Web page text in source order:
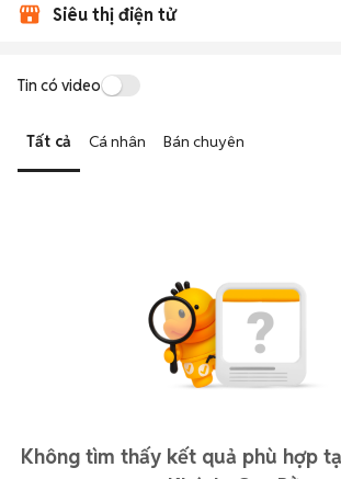
Siêu thị điện tử
Tin có video
Tất cả Cá nhân Bán chuyên
Không tìm thấy kết quả phù hợp